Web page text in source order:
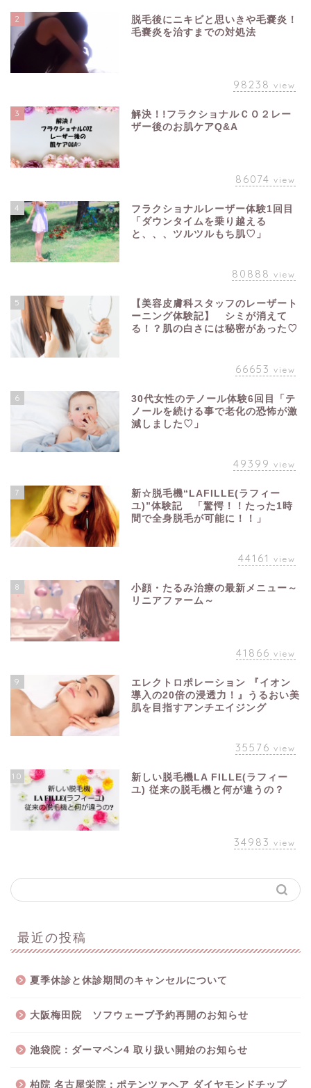
2
脱毛後にニキビと思いきや毛嚢炎！
毛嚢炎を治すまでの対処法
98238 view
3
解決！!フラクショナルＣＯ２レー
ザー後のお肌ケアQ&A
86074 view
4
フラクショナルレーザー体験1回目
「ダウンタイムを乗り越える
と、、、ツルツルもち肌♡」
80888 view
5
【美容皮膚科スタッフのレーザート
ーニング体験記】 シミが消えて
る！？肌の白さには秘密があった♡
66653 view
6
30代女性のテノール体験6回目「テ
ノールを続ける事で老化の恐怖が激
減しました♡」
49399 view
7
新☆脱毛機“LAFILLE(ラフィー
ユ)”体験記 「驚愕！！たった1時
間で全身脱毛が可能に！！」
44161 view
8
小顔・たるみ治療の最新メニュー～
リニアファーム～
41866 view
9
エレクトロポレーション 『イオン
導入の20倍の浸透力！』うるおい美
肌を目指すアンチエイジング
35576 view
10
新しい脱毛機LA FILLE(ラフィー
ユ) 従来の脱毛機と何が違うの？
34983 view
最近の投稿
夏季休診と休診期間のキャンセルについて
大阪梅田院 ソフウェーブ予約再開のお知らせ
池袋院：ダーマペン4 取り扱い開始のお知らせ
柏院 名古屋栄院：ポテンツァヘア ダイヤモンドチップ